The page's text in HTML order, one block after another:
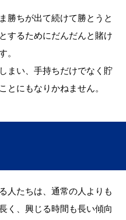
勝ちが出て続けて勝とうと
するためにだんだんと賭け
。
まい、手持ちだけでなく貯
とにもなりかねません。
人たちは、通常の人よりも
く、興じる時間も長い傾向